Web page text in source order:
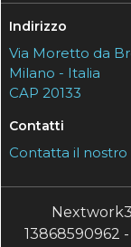
Indirizzo
Via Moretto da
Milano - Italia
CAP 20133
Contatti
Contatta il
13868590962